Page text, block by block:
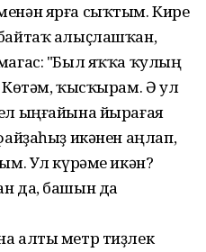
ярға сыҡтым. Кире
алыҫлашҡан,
"Был яҡҡа ҡулың
ҡысҡырам. Ә ул
ыңғайына йырағая
икәнен аңлап,
Ул күрәме икән?
да, башын да
алты метр тиҙлек